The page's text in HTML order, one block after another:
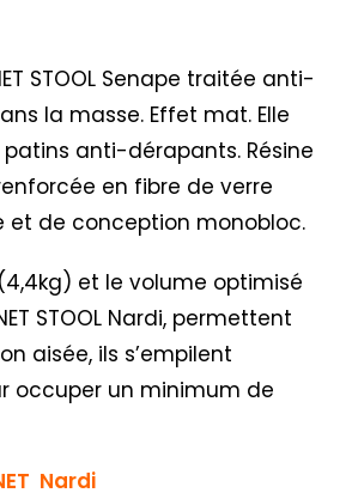
STOOL Senape traitée anti-
la masse. Effet mat. Elle
anti-dérapants. Résine
en fibre de verre
et de conception monobloc.
et le volume optimisé
STOOL Nardi, permettent
aisée, ils s’empilent
occuper un minimum de
Nardi